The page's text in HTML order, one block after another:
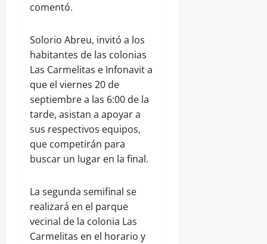
comentó.
Solorio Abreu, invitó a los
habitantes de las colonias
Las Carmelitas e Infonavit a
que el viernes 20 de
septiembre a las 6:00 de la
tarde, asistan a apoyar a
sus respectivos equipos,
que competirán para
buscar un lugar en la final.
La segunda semifinal se
realizará en el parque
vecinal de la colonia Las
Carmelitas en el horario y